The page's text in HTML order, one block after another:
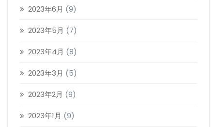
2023年6月 (9)
2023年5月 (7)
2023年4月 (8)
2023年3月 (5)
2023年2月 (9)
2023年1月 (9)